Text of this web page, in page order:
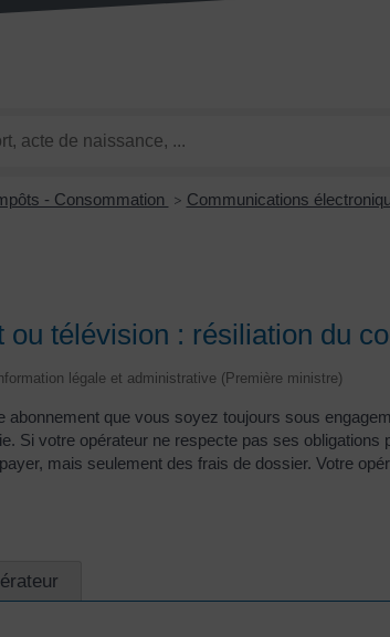
- Consommation > Communications
ou télévision : résiliation du
légale et administrative (Première ministre)
abonnement que vous soyez toujours sous
Si votre opérateur ne respecte pas ses
mais seulement des frais de dossier. Votre